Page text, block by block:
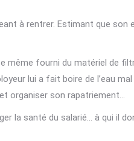
à rentrer. Estimant que son
même fourni du matériel de
lui a fait boire de l’eau mal
organiser son rapatriement…
la santé du salarié… à qui il